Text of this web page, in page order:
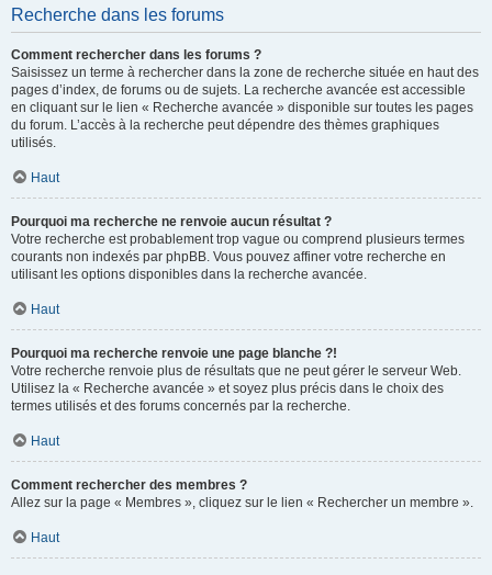
Recherche dans les forums
Comment rechercher dans les forums ?
Saisissez un terme à rechercher dans la zone de recherche située en haut des
pages d’index, de forums ou de sujets. La recherche avancée est accessible
en cliquant sur le lien « Recherche avancée » disponible sur toutes les pages
du forum. L’accès à la recherche peut dépendre des thèmes graphiques
utilisés.
Haut
Pourquoi ma recherche ne renvoie aucun résultat ?
Votre recherche est probablement trop vague ou comprend plusieurs termes
courants non indexés par phpBB. Vous pouvez affiner votre recherche en
utilisant les options disponibles dans la recherche avancée.
Haut
Pourquoi ma recherche renvoie une page blanche ?!
Votre recherche renvoie plus de résultats que ne peut gérer le serveur Web.
Utilisez la « Recherche avancée » et soyez plus précis dans le choix des
termes utilisés et des forums concernés par la recherche.
Haut
Comment rechercher des membres ?
Allez sur la page « Membres », cliquez sur le lien « Rechercher un membre ».
Haut